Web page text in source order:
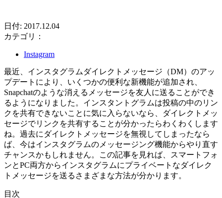
日付: 2017.12.04
カテゴリ：
Instagram
最近、インスタグラムダイレクトメッセージ（DM）のアッ
プデートにより、いくつかの便利な新機能が追加され、
Snapchatのような消えるメッセージを友人に送ることができ
るようになりました。インスタントグラムは投稿の中のリン
クを共有できないことに気に入らないなら、ダイレクトメッ
セージでリンクを共有することが分かったらわくわくします
ね。過去にダイレクトメッセージを無視してしまったなら
ば、今はインスタグラムのメッセージング機能からやり直す
チャンスかもしれません。この記事を見れば、スマートフォ
ンとPC両方からインスタグラムにプライベートなダイレク
トメッセージを送るさまざまな方法が分かります。
目次